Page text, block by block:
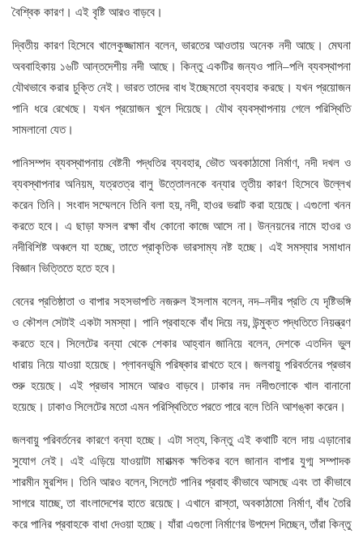
বৈশ্বিক কারণ। এই বৃষ্টি আরও বাড়বে।
দ্বিতীয় কারণ হিসেবে খালেকুজ্জামান বলেন, ভারতের আওতায় অনেক নদী আছে। মেঘনা
অববাহিকায় ১৬টি আন্তদেশীয় নদী আছে। কিন্তু একটির জন্যও পানি–পলি ব্যবস্থাপনা
যৌথভাবে করার চুক্তি নেই। ভারত তাদের বাধ ইচ্ছেমতো ব্যবহার করছে। যখন প্রয়োজন
পানি ধরে রেখেছে। যখন প্রয়োজন খুলে দিয়েছে। যৌথ ব্যবস্থাপনায় গেলে পরিস্থিতি
সামলানো যেত।
পানিসম্পদ ব্যবস্থাপনায় বেষ্টনী পদ্ধতির ব্যবহার,ভৌত অবকাঠামো নির্মাণ, নদী দখল ও
ব্যবস্থাপনার অনিয়ম, যত্রতত্র বালু উত্তোলনকে বন্যার তৃতীয় কারণ হিসেবে উল্লেখ
করেন তিনি। সংবাদ সম্মেলনে তিনি বলা হয়,নদী,হাওর ভরাট করা হয়েছে। এগুলো খনন
করতে হবে। এ ছাড়া ফসল রক্ষা বাঁধ কোনো কাজে আসে না। উন্নয়নের নামে হাওর ও
নদীবিশিষ্ট অঞ্চলে যা হচ্ছে,তাতে প্রাকৃতিক ভারসাম্য নষ্ট হচ্ছে। এই সমস্যার সমাধান
বিজ্ঞান ভিত্তিতে হতে হবে।
বেনের প্রতিষ্ঠাতা ও বাপার সহসভাপতি নজরুল ইসলাম বলেন, নদ–নদীর প্রতি যে দৃষ্টিভঙ্গি
ও কৌশল সেটাই একটা সমস্যা। পানি প্রবাহকে বাঁধ দিয়ে নয়, উন্মুক্ত পদ্ধতিতে নিয়ন্ত্রণ
করতে হবে। সিলেটের বন্যা থেকে শেকার আহ্বান জানিয়ে বলেন, দেশকে এতদিন ভুল
ধারায় নিয়ে যাওয়া হয়েছে। প্লাবনভূমি পরিষ্কার রাখতে হবে। জলবায়ু পরিবর্তনের প্রভাব
শুরু হয়েছে। এই প্রভাব সামনে আরও বাড়বে। ঢাকার নদ নদীগুলোকে খাল বানানো
হয়েছে। ঢাকাও সিলেটের মতো এমন পরিস্থিতিতে পরতে পারে বলে তিনি আশঙ্কা করেন।
জলবায়ু পরিবর্তনের কারণে বন্যা হচ্ছে। এটা সত্য,কিন্তু এই কথাটি বলে দায় এড়ানোর
সুযোগ নেই। এই এড়িয়ে যাওয়াটা মারাত্মক ক্ষতিকর বলে জানান বাপার যুগ্ম সম্পাদক
শারমীন মুরশিদ। তিনি আরও বলেন,সিলেটে পানির প্রবাহ কীভাবে আসছে এবং তা কীভাবে
সাগরে যাচ্ছে,তা বাংলাদেশের হাতে রয়েছে। এখানে রাস্তা,অবকাঠামো নির্মাণ,বাঁধ তৈরি
করে পানির প্রবাহকে বাধা দেওয়া হচ্ছে। যাঁরা এগুলো নির্মাণের উপদেশ দিচ্ছেন,তাঁরা কিন্তু